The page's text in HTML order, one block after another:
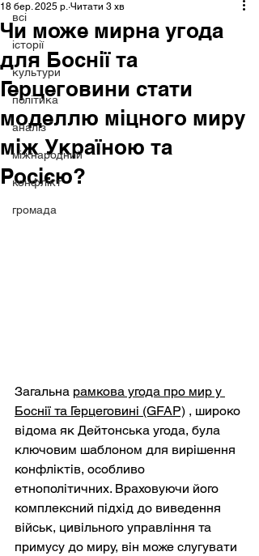
всі
історії
культури
політика
аналіз
міжнародний
конфлікт
громада
Чи може мирна угода
для Боснії та
Герцеговини стати
моделлю міцного миру
між Україною та
Росією?
18 бер. 2025 р. Читати 3 хв
Загальна рамкова угода про мир у
Боснії та Герцеговині (GFAP) , широко
відома як Дейтонська угода, була
ключовим шаблоном для вирішення
конфліктів, особливо
етнополітичних. Враховуючи його
комплексний підхід до виведення
військ, цивільного управління та
примусу до миру, він може слугувати